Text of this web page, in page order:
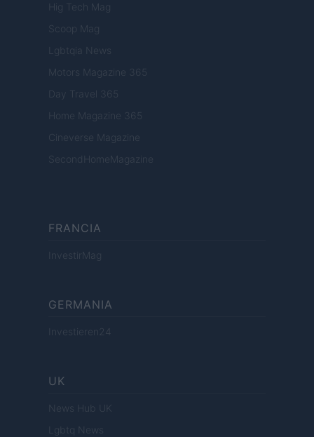
Hig Tech Mag
Scoop Mag
Lgbtqia News
Motors Magazine 365
Day Travel 365
Home Magazine 365
Cineverse Magazine
SecondHomeMagazine
FRANCIA
InvestirMag
GERMANIA
Investieren24
UK
News Hub UK
Lgbtq News